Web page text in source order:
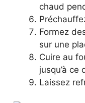
chaud
Formez
sur une
Cuire au
jusqu’à ce
Laissez